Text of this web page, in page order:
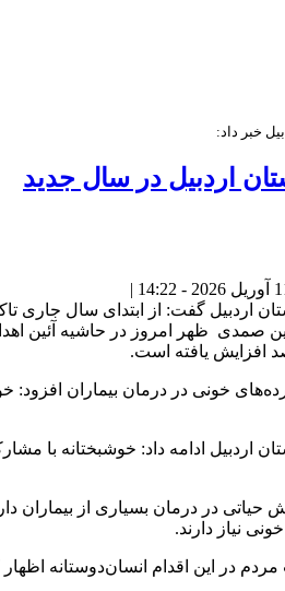
خبر داد:
اردبیل در سال جدید
گفت: از ابتدای سال جاری تاکنون
صمدی ظهر امروز در حاشیه آئین
خونی در درمان بیماران افزود:
اردبیل ادامه داد: خوشبختانه با
حیاتی در درمان بسیاری از بیماران
نیاز دارند.
در این اقدام انسان‌دوستانه